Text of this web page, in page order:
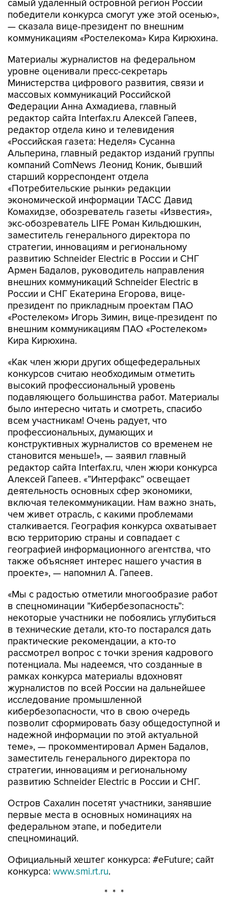
самый удаленный островной регион России
победители конкурса смогут уже этой осенью»,
— сказала вице-президент по внешним
коммуникациям «Ростелекома» Кира Кирюхина.
Материалы журналистов на федеральном
уровне оценивали пресс-секретарь
Министерства цифрового развития, связи и
массовых коммуникаций Российской
Федерации Анна Ахмадиева, главный
редактор сайта Interfax.ru Алексей Гапеев,
редактор отдела кино и телевидения
«Российская газета: Неделя» Сусанна
Альперина, главный редактор изданий группы
компаний ComNews Леонид Коник, бывший
старший корреспондент отдела
«Потребительские рынки» редакции
экономической информации ТАСС Давид
Комахидзе, обозреватель газеты «Известия»,
экс-обозреватель LIFE Роман Кильдюшкин,
заместитель генерального директора по
стратегии, инновациям и региональному
развитию Schneider Electric в России и СНГ
Армен Бадалов, руководитель направления
внешних коммуникаций Schneider Electric в
России и СНГ Екатерина Егорова, вице-
президент по прикладным проектам ПАО
«Ростелеком» Игорь Зимин, вице-президент по
внешним коммуникациям ПАО «Ростелеком»
Кира Кирюхина.
«Как член жюри других общефедеральных
конкурсов считаю необходимым отметить
высокий профессиональный уровень
подавляющего большинства работ. Материалы
было интересно читать и смотреть, спасибо
всем участникам! Очень радует, что
профессиональных, думающих и
конструктивных журналистов со временем не
становится меньше!», — заявил главный
редактор сайта Interfax.ru, член жюри конкурса
Алексей Гапеев. «”Интерфакс” освещает
деятельность основных сфер экономики,
включая телекоммуникации. Нам важно знать,
чем живет отрасль, с какими проблемами
сталкивается. География конкурса охватывает
всю территорию страны и совпадает с
географией информационного агентства, что
также объясняет интерес нашего участия в
проекте», — напомнил А. Гапеев.
«Мы с радостью отметили многообразие работ
в спецноминации ”Кибербезопасность”:
некоторые участники не побоялись углубиться
в технические детали, кто-то постарался дать
практические рекомендации, а кто-то
рассмотрел вопрос с точки зрения кадрового
потенциала. Мы надеемся, что созданные в
рамках конкурса материалы вдохновят
журналистов по всей России на дальнейшее
исследование промышленной
кибербезопасности, что в свою очередь
позволит сформировать базу общедоступной и
надежной информации по этой актуальной
теме», — прокомментировал Армен Бадалов,
заместитель генерального директора по
стратегии, инновациям и региональному
развитию Schneider Electric в России и СНГ.
Остров Сахалин посетят участники, занявшие
первые места в основных номинациях на
федеральном этапе, и победители
спецноминаций.
Официальный хештег конкурса: #eFuture; сайт
конкурса: www.smi.rt.ru.
* * *